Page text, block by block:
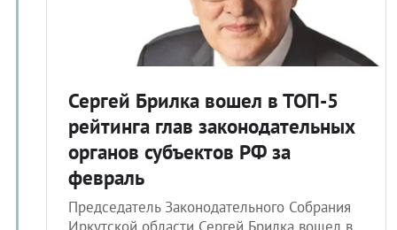
Сергей Брилка вошел в ТОП-5
рейтинга глав законодательных
органов субъектов РФ за
февраль
Председатель Законодательного Собрания